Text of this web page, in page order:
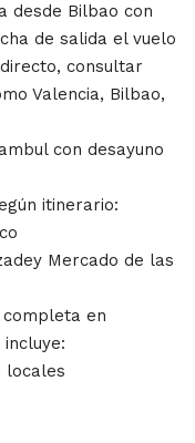
desde Bilbao con
de salida el vuelo
consultar
Valencia, Bilbao,
con desayuno
itinerario:
Mercado de las
completa en
locales